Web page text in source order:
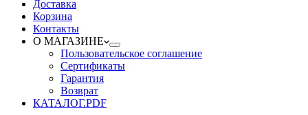
Доставка
Корзина
Контакты
О МАГАЗИНЕ
Пользовательское соглашение
Сертификаты
Гарантия
Возврат
КАТАЛОГ.PDF